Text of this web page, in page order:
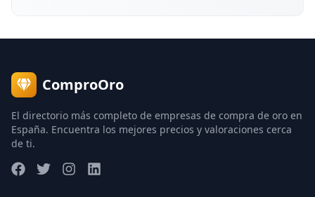
ComproOro
El directorio más completo de empresas de compra de oro en
España. Encuentra los mejores precios y valoraciones cerca
de ti.